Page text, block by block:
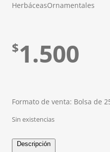
HerbáceasOrnamentales
$1.500
Formato de venta: Bolsa de
Sin existencias
Descripción